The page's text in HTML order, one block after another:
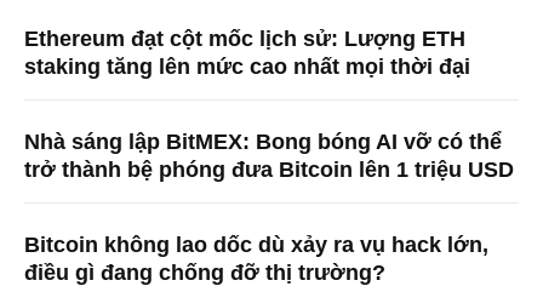
Ethereum đạt cột mốc lịch sử: Lượng ETH
staking tăng lên mức cao nhất mọi thời đại
Nhà sáng lập BitMEX: Bong bóng AI vỡ có thể
trở thành bệ phóng đưa Bitcoin lên 1 triệu USD
Bitcoin không lao dốc dù xảy ra vụ hack lớn,
điều gì đang chống đỡ thị trường?